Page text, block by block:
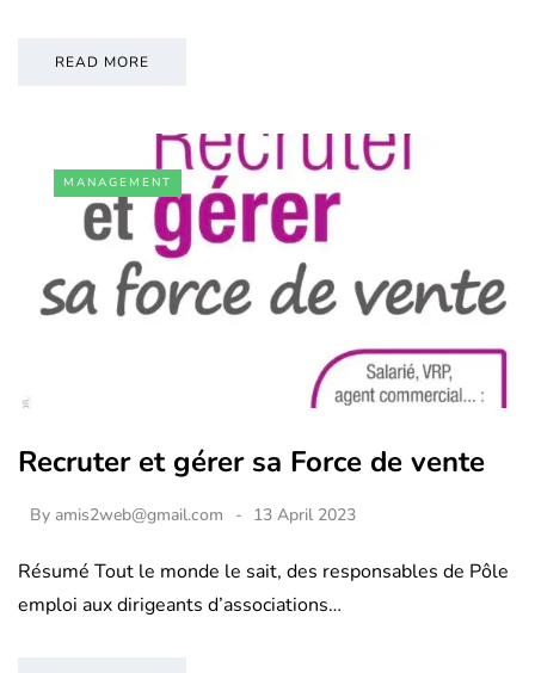
READ MORE
MANAGEMENT
Recruter et gérer sa Force de vente
By amis2web@gmail.com 13 April 2023
Résumé Tout le monde le sait, des responsables de Pôle
emploi aux dirigeants d’associations…